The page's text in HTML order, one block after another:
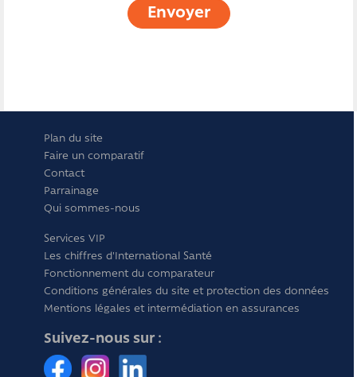
Envoyer
Plan du site
Faire un comparatif
Contact
Parrainage
Qui sommes-nous
Services VIP
Les chiffres d'International Santé
Fonctionnement du comparateur
Conditions générales du site et protection des données
Mentions légales et intermédiation en assurances
Suivez-nous sur :